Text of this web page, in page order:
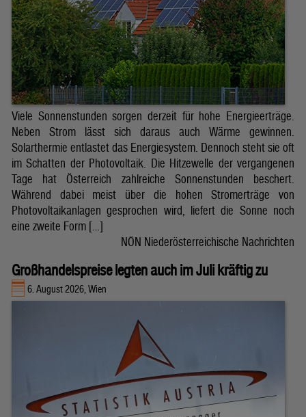
Viele Sonnenstunden sorgen derzeit für hohe Energieerträge.
Neben Strom lässt sich daraus auch Wärme gewinnen.
Solarthermie entlastet das Energiesystem. Dennoch steht sie oft
im Schatten der Photovoltaik. Die Hitzewelle der vergangenen
Tage hat Österreich zahlreiche Sonnenstunden beschert.
Während dabei meist über die hohen Stromerträge von
Photovoltaikanlagen gesprochen wird, liefert die Sonne noch
eine zweite Form […]
NÖN Niederösterreichische Nachrichten
Großhandelspreise legten auch im Juli kräftig zu
6. August 2026, Wien